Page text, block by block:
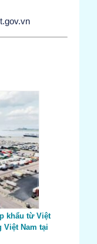
khẩu từ Việt
Việt Nam tại